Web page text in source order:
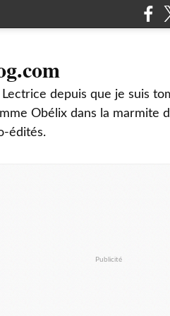
depuis que je suis
Obélix dans la marmite
édités.
Publicité